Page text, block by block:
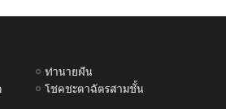
ทำนายฝัน
โชคชะตาฉัตรสามชั้น